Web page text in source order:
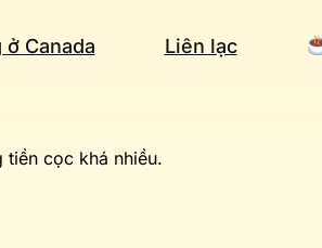
ở Canada Liên lạc
cọc khá nhiều.